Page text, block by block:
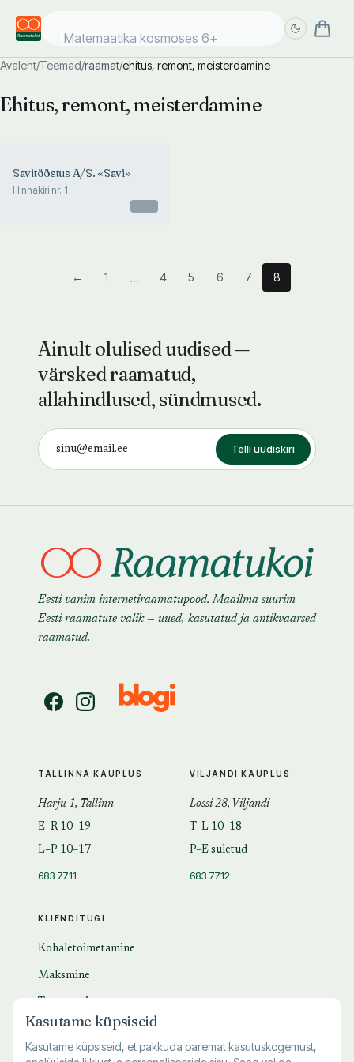
Matemaatika kosmoses 6+
Avaleht/Teemad/raamat/ehitus, remont, meisterdamine
Ehitus, remont, meisterdamine
Savitööstus A/S. «Savi»
Hinnakiri nr. 1
← 1 ... 4 5 6 7 8
Ainult olulised uudised —
värsked raamatud,
allahindlused, sündmused.
Telli uudiskiri
Eesti vanim internetiraamatupood. Maailma suurim
Eesti raamatute valik — uued, kasutatud ja antikvaarsed
raamatud.
KLIENDITUGI
Kohaletoimetamine
Maksmine
KKK
TALLINNA KAUPLUS
Harju 1, Tallinn
E–R 10–19
L–P 10–17
683 7711
VILJANDI KAUPLUS
Lossi 28, Viljandi
T–L 10–18
P–E suletud
683 7712
otsing
otsing
Kasutame küpsiseid
Kasutame küpsiseid, et pakkuda paremat kasutuskogemust,